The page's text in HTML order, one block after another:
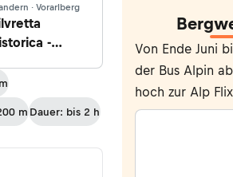
· Vorarlberg
-
m Dauer: bis 2 h
Von Ende Juni
der Bus Alpin
hoch zur Alp